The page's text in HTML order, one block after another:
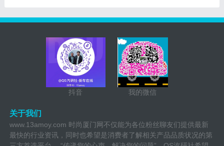
抖音 我的微信
关于我们
www.13amoy.com 时尚厦门网不仅能为各位粉丝聊友们提供最新
最快的行业资讯，同时也希望是消费者了解相关产品品质状况的第